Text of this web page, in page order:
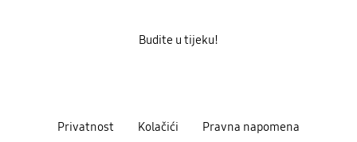
Privatnost Kolačići Pravna napomena
Budite u tijeku!